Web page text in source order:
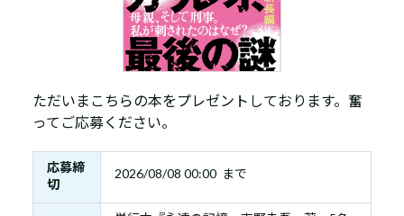
ただいまこちらの本をプレゼントしております。奮
ってご応募ください。
応募締
切
2026/08/08 00:00 まで